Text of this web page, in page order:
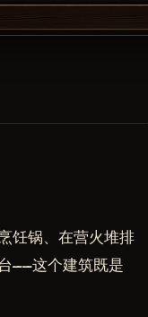
饪锅、在营火堆排
——这个建筑既是